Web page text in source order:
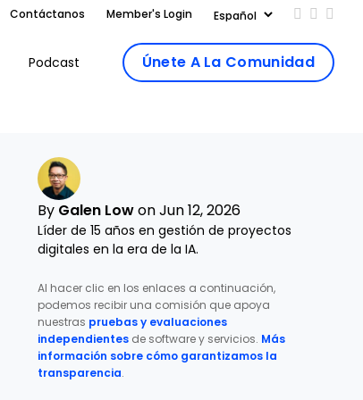
Contáctanos Member's Login Add us
Follow
Podcast Únete A La Comunidad
By Galen Low on Jun 12, 2026
Líder de 15 años en gestión de proyectos
digitales en la era de la IA.
Al hacer clic en los enlaces a continuación,
podemos recibir una comisión que apoya
nuestras pruebas y evaluaciones
independientes de software y servicios. Más
información sobre cómo garantizamos la
transparencia.